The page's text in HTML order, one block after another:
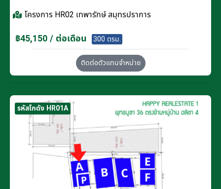
โครงการ HR02 เทพารักษ์ สมุทรปราการ
฿45,150 / ต่อเดือน 300 ตรม.
ติดต่อตัวแทนจำหน่าย
รหัสโกดัง HR01A